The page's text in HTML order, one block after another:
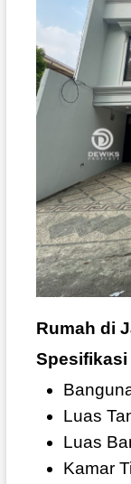
Rumah di
Spesifikasi
Luas
Luas
Kamar